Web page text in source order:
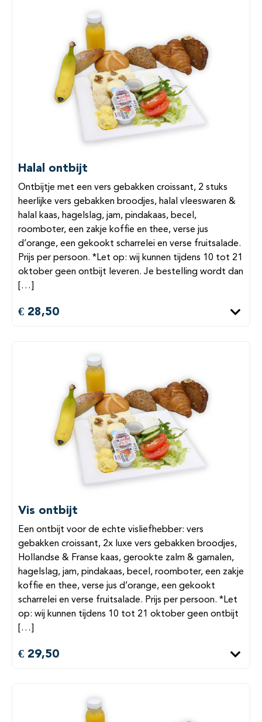
Halal ontbijt
Ontbijtje met een vers gebakken croissant, 2 stuks
heerlijke vers gebakken broodjes, halal vleeswaren &
halal kaas, hagelslag, jam, pindakaas, becel,
roomboter, een zakje koffie en thee, verse jus
d’orange, een gekookt scharrelei en verse fruitsalade.
Prijs per persoon. *Let op: wij kunnen tijdens 10 tot 21
oktober geen ontbijt leveren. Je bestelling wordt dan
[…]
€ 28,50
Vis ontbijt
Een ontbijt voor de echte visliefhebber: vers
gebakken croissant, 2x luxe vers gebakken broodjes,
Hollandse & Franse kaas, gerookte zalm & garnalen,
hagelslag, jam, pindakaas, becel, roomboter, een zakje
koffie en thee, verse jus d’orange, een gekookt
scharrelei en verse fruitsalade. Prijs per persoon. *Let
op: wij kunnen tijdens 10 tot 21 oktober geen ontbijt
[…]
€ 29,50